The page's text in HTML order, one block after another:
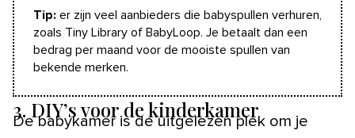
Tip: er zijn veel aanbieders die babyspullen verhuren,
zoals Tiny Library of BabyLoop. Je betaalt dan een
bedrag per maand voor de mooiste spullen van
bekende merken.
3. DIY’s voor de kinderkamer
De babykamer is de uitgelezen plek om je